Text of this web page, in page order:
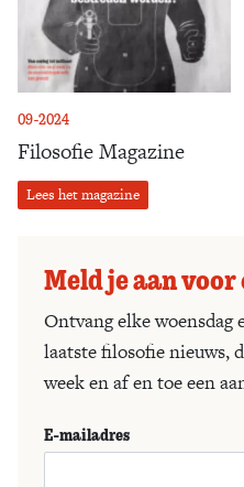
09-2024
Filosofie Magazine
Lees het magazine
Meld je aan
Ontvang elke
laatste filosofie nieuws,
week en af en toe een
E-mailadres